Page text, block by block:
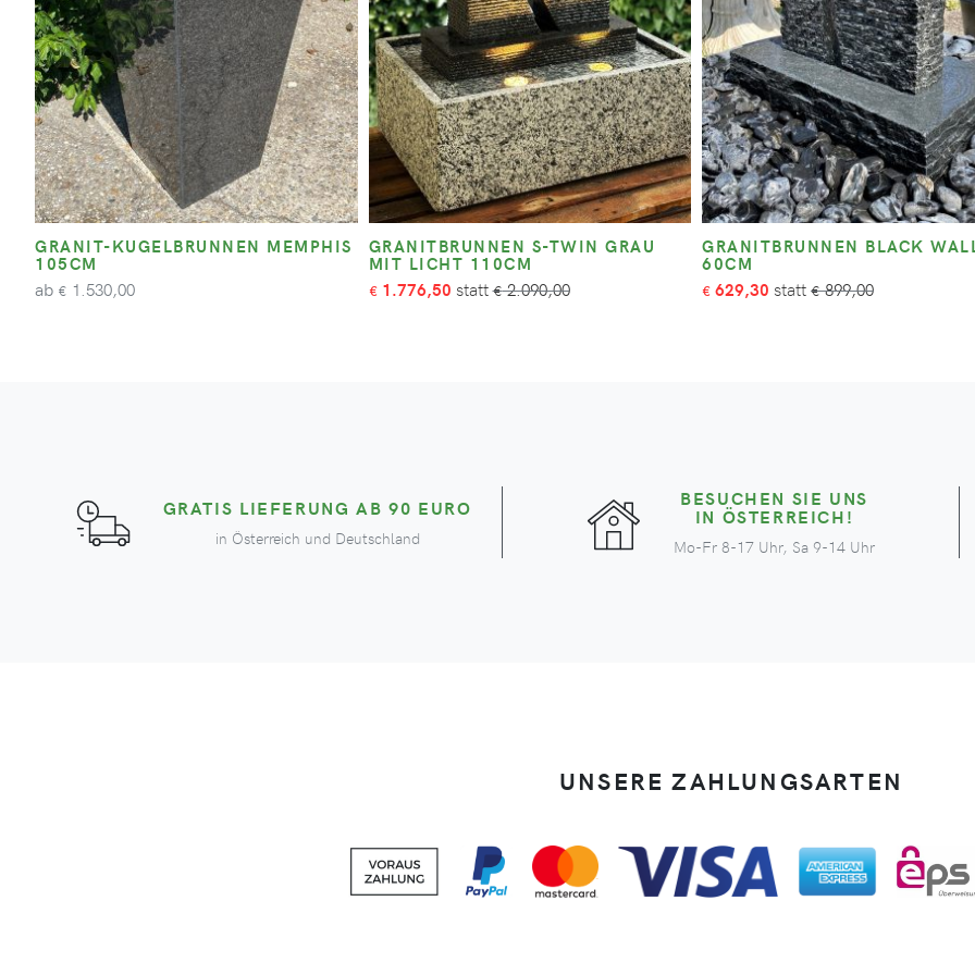
GRANIT-KUGELBRUNNEN MEMPHIS
105CM
ab € 1.530,00
GRANITBRUNNEN S-TWIN GRAU
MIT LICHT 110CM
€1.776,50 €2.090,00
GRANITBRUNNEN BLACK
60CM
€ 629,30 €899,00
GRATIS LIEFERUNG AB 90 EURO
in Österreich und Deutschland
BESUCHEN SIE UNS
IN ÖSTERREICH!
Mo-Fr 8-17 Uhr, Sa 9-14 Uhr
UNSERE ZAHLUNGSARTEN